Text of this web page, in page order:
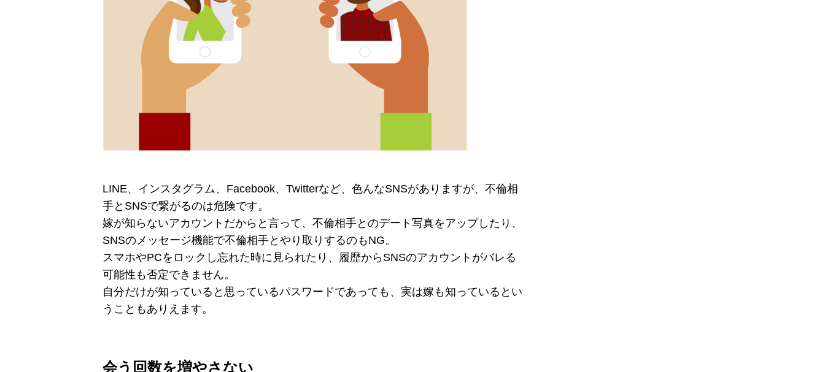
LINE、インスタグラム、Facebook、Twitterなど、色んなSNSがありますが、不倫相
手とSNSで繋がるのは危険です。
嫁が知らないアカウントだからと言って、不倫相手とのデート写真をアップしたり、
SNSのメッセージ機能で不倫相手とやり取りするのもNG。
スマホやPCをロックし忘れた時に見られたり、履歴からSNSのアカウントがバレる
可能性も否定できません。
自分だけが知っていると思っているパスワードであっても、実は嫁も知っているとい
うこともありえます。
会う回数を増やさない